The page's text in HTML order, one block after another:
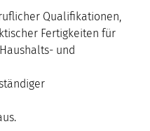
Qualifikationen,
Fertigkeiten für
und